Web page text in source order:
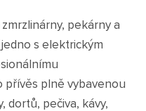
pekárny a
s elektrickým
přívěs plně vybavenou
dortů, pečiva, kávy,